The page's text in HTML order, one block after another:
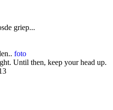
griep...
foto
Until then, keep your head up.